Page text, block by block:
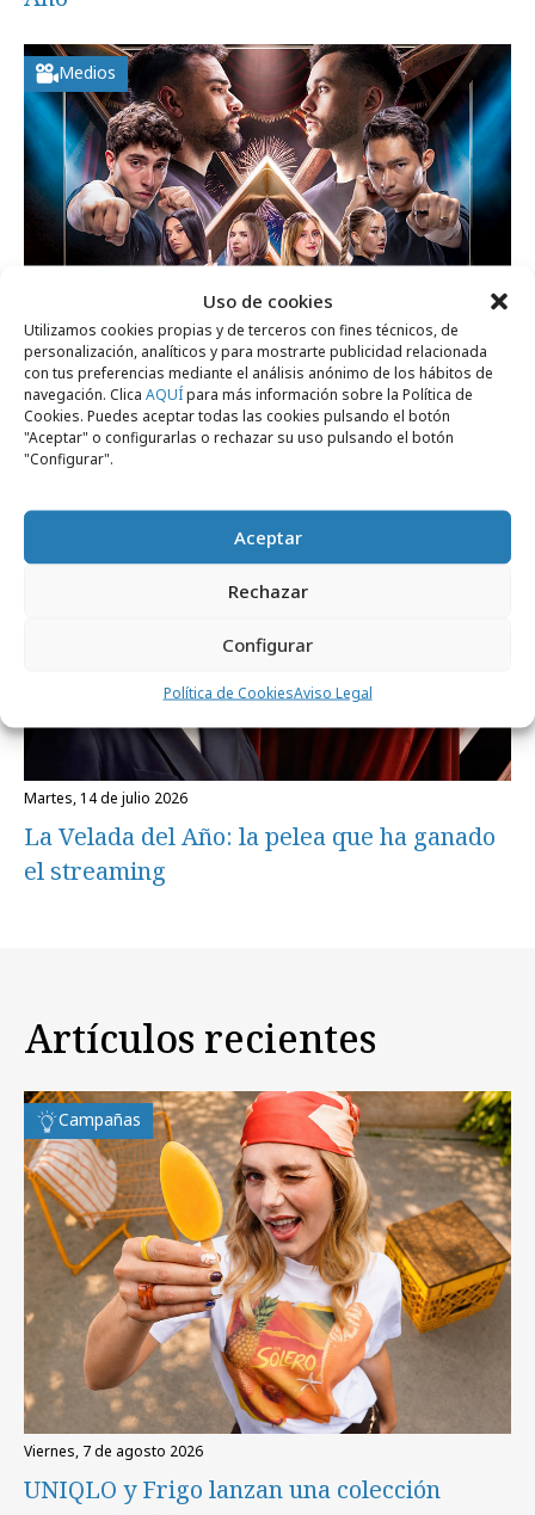
Uso de cookies
Utilizamos cookies propias y de terceros con fines técnicos, de
personalización, analíticos y para mostrarte publicidad relacionada
con tus preferencias mediante el análisis anónimo de los hábitos de
navegación. Clica AQUÍpara más información sobre la Política de
Cookies. Puedes aceptar todas las cookies pulsando el botón
"Aceptar" o configurarlas o rechazar su uso pulsando el botón
"Configurar".
Aceptar
Rechazar
Configurar
Política de CookiesAviso Legal
Medios
viernes, 24 de julio 2026
La Velada del Año VI da el salto a TikTok
LIVE
martes, 14 de julio 2026
La Velada del Año: la pelea que ha ganado
el streaming
Artículos recientes
Campañas
viernes, 7 de agosto 2026
UNIQLO y Frigo lanzan una colección